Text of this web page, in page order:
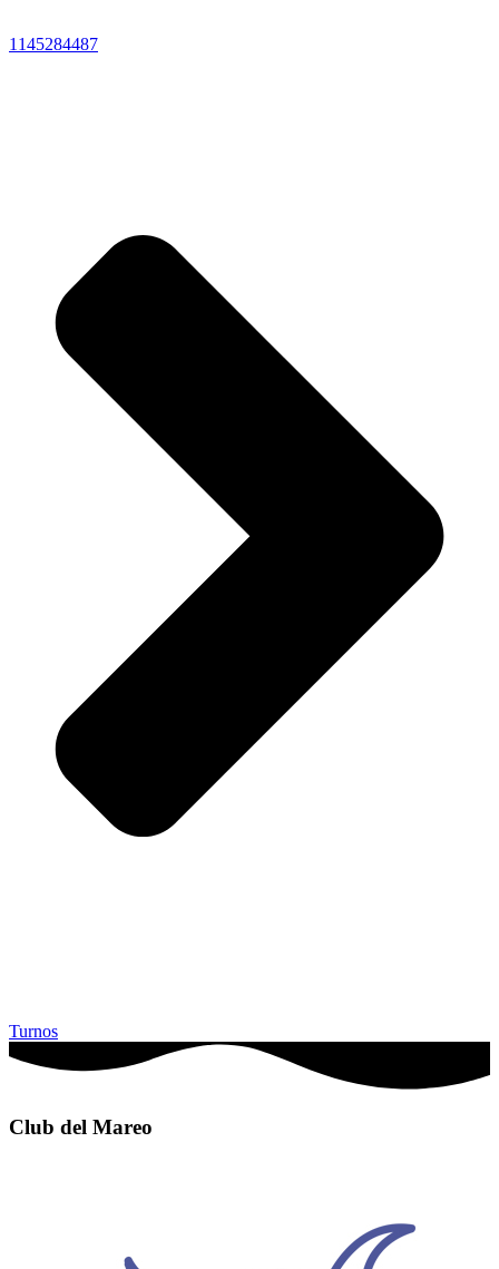
1145284487
Turnos
Club del Mareo